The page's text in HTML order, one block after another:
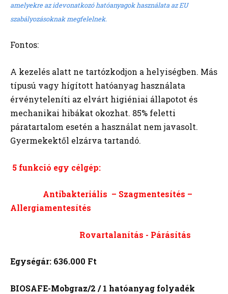
amelyekre az idevonatkozó hatóanyagok használata az EU
szabályozásoknak megfelelnek.
Fontos:
A kezelés alatt ne tartózkodjon a helyiségben. Más
típusú vagy hígított hatóanyag használata
érvényteleníti az elvárt higiéniai állapotot és
mechanikai hibákat okozhat. 85% feletti
páratartalom esetén a használat nem javasolt.
Gyermekektől elzárva tartandó.
5 funkció egy célgép:
Antibakteriális – Szagmentesítés –
Allergiamentesítés
Rovartalanítás - Párásítás
Egységár: 636.000 Ft
BIOSAFE-Mobgraz/2 / 1 hatóanyag folyadék